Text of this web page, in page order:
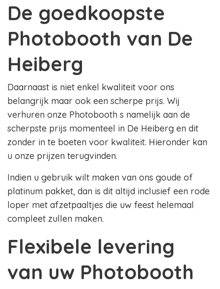
De goedkoopste
Photobooth van De
Heiberg
Daarnaast is niet enkel kwaliteit voor ons
belangrijk maar ook een scherpe prijs. Wij
verhuren onze Photobooth s namelijk aan de
scherpste prijs momenteel in De Heiberg en dit
zonder in te boeten voor kwaliteit. Hieronder kan
u onze prijzen terugvinden.
Indien u gebruik wilt maken van ons goude of
platinum pakket, dan is dit altijd inclusief een rode
loper met afzetpaaltjes die uw feest helemaal
compleet zullen maken.
Flexibele levering
van uw Photobooth